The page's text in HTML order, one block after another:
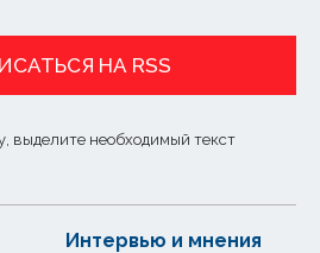
НА RSS
выделите необходимый текст
Интервью и мнения